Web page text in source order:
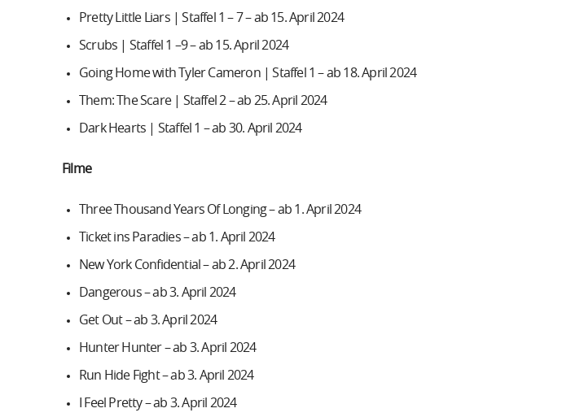
Pretty Little Liars | Staffel 1 – 7 – ab 15. April 2024
Scrubs | Staffel 1 –9 – ab 15. April 2024
Going Home with Tyler Cameron | Staffel 1 – ab 18. April 2024
Them: The Scare | Staffel 2 – ab 25. April 2024
Dark Hearts | Staffel 1 – ab 30. April 2024
Filme
Three Thousand Years Of Longing – ab 1. April 2024
Ticket ins Paradies – ab 1. April 2024
New York Confidential – ab 2. April 2024
Dangerous – ab 3. April 2024
Get Out – ab 3. April 2024
Hunter Hunter – ab 3. April 2024
Run Hide Fight – ab 3. April 2024
I Feel Pretty – ab 3. April 2024